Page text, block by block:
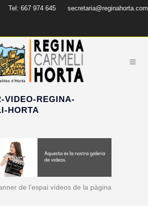
Tel: 667 974 645 secretaria@reginahorta.com
VIDEO-REGINA-
HORTA
de l’espai vídeos de la pàgina